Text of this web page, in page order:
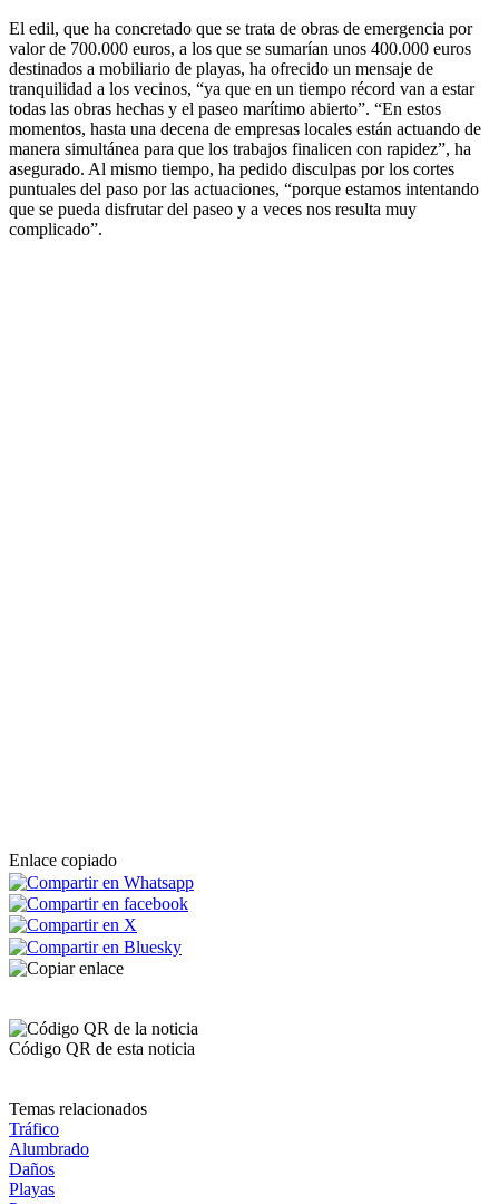
El edil, que ha concretado que se trata de obras de emergencia por
valor de 700.000 euros, a los que se sumarían unos 400.000 euros
destinados a mobiliario de playas, ha ofrecido un mensaje de
tranquilidad a los vecinos, “ya que en un tiempo récord van a estar
todas las obras hechas y el paseo marítimo abierto”. “En estos
momentos, hasta una decena de empresas locales están actuando de
manera simultánea para que los trabajos finalicen con rapidez”, ha
asegurado. Al mismo tiempo, ha pedido disculpas por los cortes
puntuales del paso por las actuaciones, “porque estamos intentando
que se pueda disfrutar del paseo y a veces nos resulta muy
complicado”.
Enlace copiado
Código QR de esta noticia
Temas relacionados
Tráfico
Alumbrado
Daños
Playas